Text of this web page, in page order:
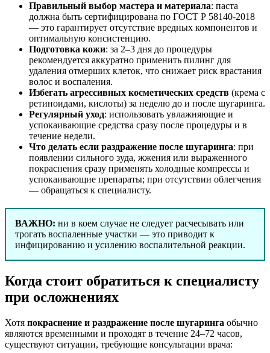
Правильный выбор мастера и материала: паста
должна быть сертифицирована по ГОСТ Р 58140-2018
— это гарантирует отсутствие вредных компонентов и
оптимальную консистенцию.
Подготовка кожи: за 2–3 дня до процедуры
рекомендуется аккуратно применить пилинг для
удаления отмерших клеток, что снижает риск врастания
волос и воспаления.
Избегать агрессивных косметических средств (крема с
ретиноидами, кислоты) за неделю до и после шугаринга.
Регулярный уход: использовать увлажняющие и
успокаивающие средства сразу после процедуры и в
течение недели.
Что делать если раздражение после шугаринга: при
появлении сильного зуда, жжения или выраженного
покраснения сразу применять холодные компрессы и
успокаивающие препараты; при отсутствии облегчения
— обращаться к специалисту.
ВАЖНО: ни в коем случае не следует расчесывать или
трогать воспаленные участки — это приводит к
инфицированию и усилению воспалительной реакции.
Когда стоит обратиться к специалисту
при осложнениях
Хотя покраснение и раздражение после шугаринга обычно
являются временными и проходят в течение 24–72 часов,
существуют ситуации, требующие консультации врача: